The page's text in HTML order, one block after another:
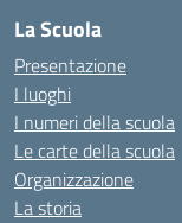
La Scuola
Presentazione
I luoghi
I numeri della scuola
Le carte della scuola
Organizzazione
La storia